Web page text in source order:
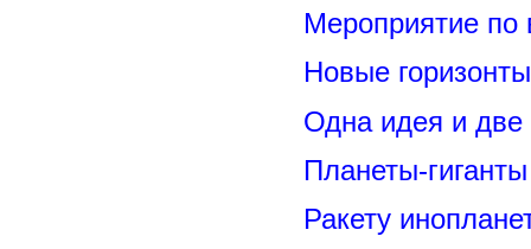
Мероприятие
Новые
Одна идея и две
Планеты-
Ракету